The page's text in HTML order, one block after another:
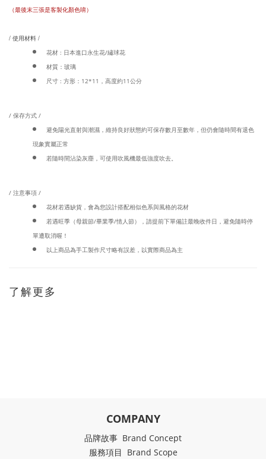
（最後末三張是客製化顏色唷）
/ 使用材料 /
花材 : 日本進口永生花/繡球花
材質：玻璃
尺寸 : 方形：12*11，高度約11公分
/ 保存方式 /
避免陽光直射與潮濕，維持良好狀態約可保存數月至數年，但仍會隨時間有退色
現象實屬正常
若隨時間沾染灰塵，可使用吹風機最低強度吹去。
/ 注意事項 /
花材若遇缺貨，會為您設計搭配相似色系與風格的花材
若遇旺季（母親節/畢業季/情人節），請提前下單備註最晚收件日，避免隨時停
單遭取消喔！
以上商品為手工製作尺寸略有誤差，以實際商品為主
了解更多
COMPANY
品牌故事 Brand Concept
服務項目 Brand Scope